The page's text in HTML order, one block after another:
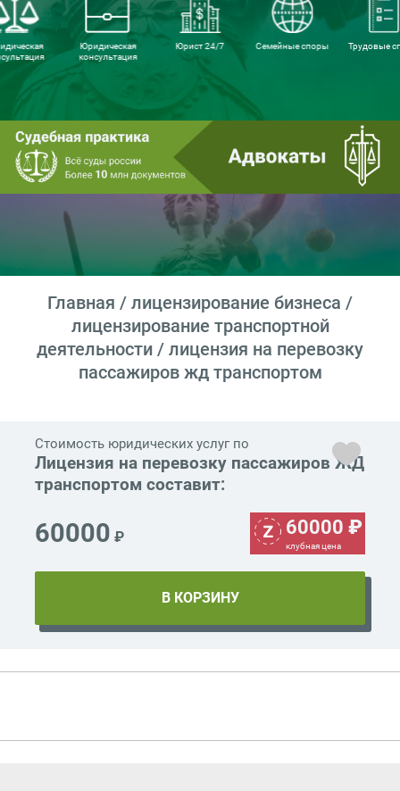
Юридическая
консультация
Юрист 24/7 Семейные споры Трудовые
Главная / лицензирование бизнеса /
лицензирование транспортной
деятельности / лицензия на перевозку
пассажиров жд транспортом
Стоимость юридических услуг по
Лицензия на перевозку пассажиров ЖД
транспортом составит:
60000 ₽ 60000 ₽
клубная цена